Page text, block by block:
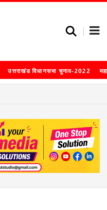
उत्तराखंड विधानसभा चुनाव-2022